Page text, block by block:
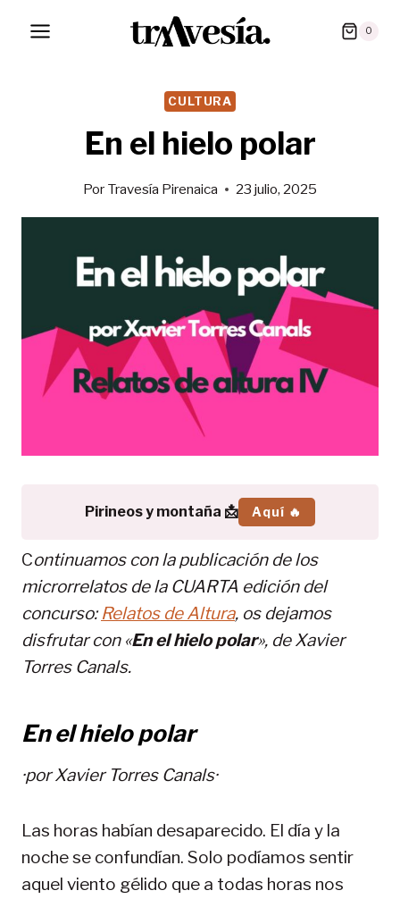
0
CULTURA
En el hielo polar
Por Travesía Pirenaica 23 julio, 2025
Pirineos y montaña 📩 Aquí 🔥
Continuamos con la publicación de los
microrrelatos de la CUARTA edición del
concurso:Relatos de Altura, os dejamos
disfrutar con «En el hielo polar», de Xavier
Torres Canals.
En el hielo polar
·por Xavier Torres Canals·
Las horas habían desaparecido. El día y la
noche se confundían. Solo podíamos sentir
aquel viento gélido que a todas horas nos